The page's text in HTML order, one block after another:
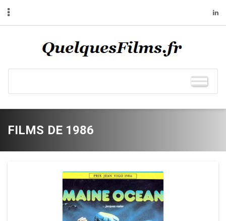
FILMS DE 1986